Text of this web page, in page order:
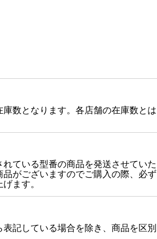
数となります。各店舗の在庫数とは
ている型番の商品を発送させていた
がございますのでご購入の際、必ず
ます。
記している場合を除き、商品を区別